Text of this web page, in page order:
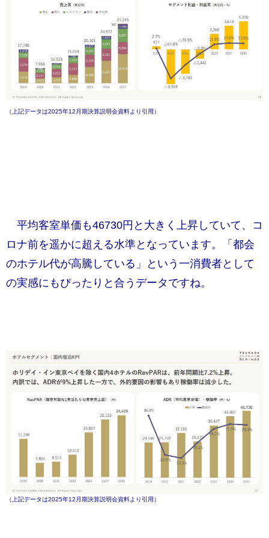
（上記データは2025年12月期決算説明会資料より引用）
平均客室単価も46730円と大きく上昇していて、コ
ロナ前を遥かに超える水準となっています。「都会
のホテル代が高騰している」という一消費者として
の実感にもぴったりと合うデータですね。
（上記データは2025年12月期決算説明会資料より引用）